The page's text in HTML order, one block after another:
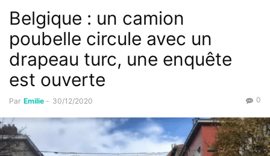
Belgique : un camion
poubelle circule avec un
drapeau turc, une enquête
est ouverte
Par Emilie - 30/12/2020 0